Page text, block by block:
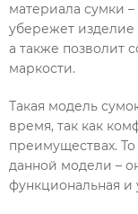
материала сумки
убережет изделие
а также позволит
маркости.
Такая модель
время, так как
преимуществах.
данной модели –
функциональная и